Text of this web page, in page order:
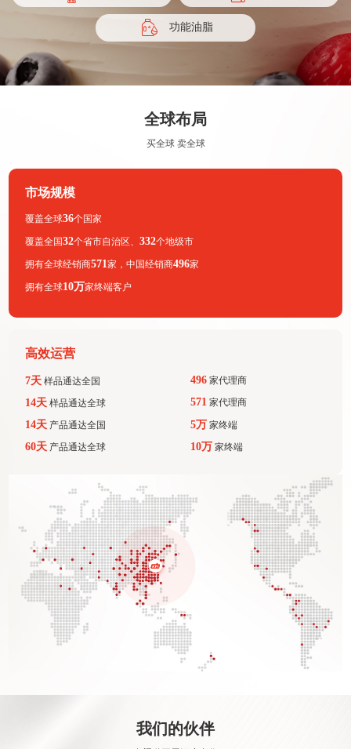
功能油脂
全球布局
买全球 卖全球
市场规模
覆盖全球36个国家
覆盖全国32个省市自治区、332个地级市
拥有全球经销商571家，中国经销商496家
拥有全球10万家终端客户
高效运营
7天 样品通达全国 496 家代理商
14天 样品通达全球 571 家代理商
14天 产品通达全国 5万 家终端
60天 产品通达全球 10万 家终端
我们的伙伴